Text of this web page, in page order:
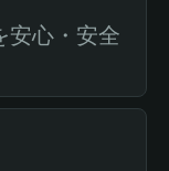
心・安全